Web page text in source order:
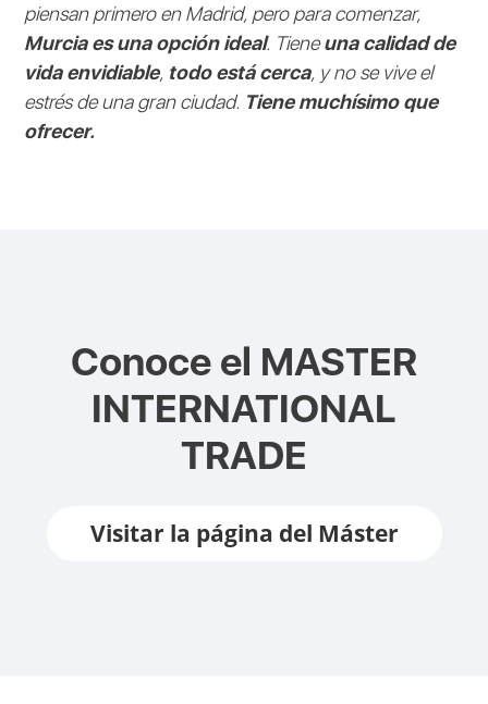
piensan primero en Madrid, pero para comenzar,
Murcia es una opción ideal. Tieneuna calidad de
vida envidiable, todo está cerca, y no se vive el
estrés de una gran ciudad. Tiene muchísimo que
ofrecer.
Conoce el MASTER
INTERNATIONAL
TRADE
Visitar la página del Máster